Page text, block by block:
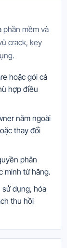
phần mềm và
crack, key
hoặc gói cá
hợp điều
nằm ngoài
thay đổi
phân
minh từ hãng.
sử dụng, hóa
thu hồi